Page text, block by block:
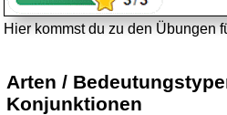
Hier kommst du zu den Übungen
Arten /
Konjunktionen